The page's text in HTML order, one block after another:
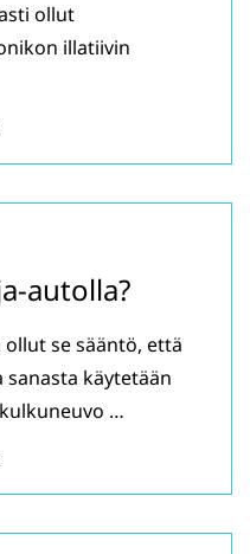
ollut
illatiivin
autolla?
se sääntö, että
käytetään
…